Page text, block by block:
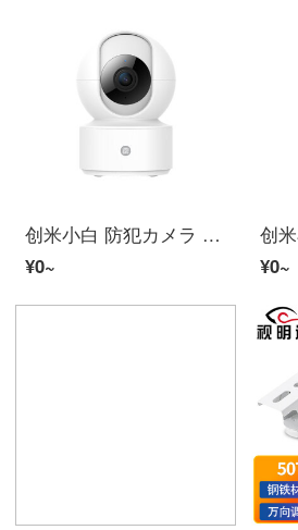
创米小白 防犯カメラ モニター家用ワイヤレスインターネットビデオカメラ 056雲台机300万像素
¥0~
¥0~